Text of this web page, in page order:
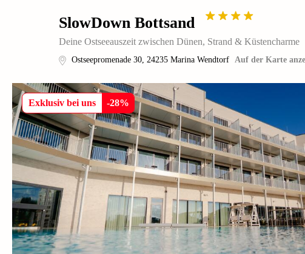
SlowDown Bottsand
Deine Ostseeauszeit zwischen Dünen, Strand & Küstencharme
Ostseepromenade 30, 24235 Marina Wendtorf Auf der Karte
Exklusiv bei uns -28%